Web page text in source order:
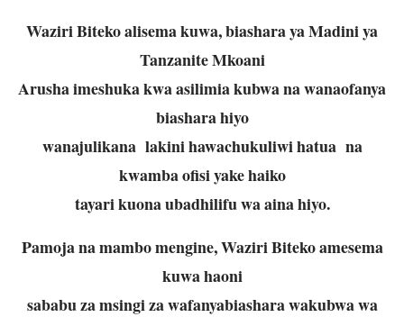
Waziri Biteko alisema kuwa, biashara ya Madini ya
Tanzanite Mkoani
Arusha imeshuka kwa asilimia kubwa na wanaofanya
biashara hiyo
wanajulikana lakini hawachukuliwi hatua na
kwamba ofisi yake haiko
tayari kuona ubadhilifu wa aina hiyo.
Pamoja na mambo mengine, Waziri Biteko amesema
kuwa haoni
sababu za msingi za wafanyabiashara wakubwa wa